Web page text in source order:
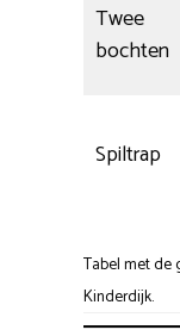
Twee
bochten
Spiltrap
Tabel met de
Kinderdijk.